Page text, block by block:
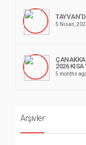
5 Nisan,
2026 KISA
5 months
Arşivler